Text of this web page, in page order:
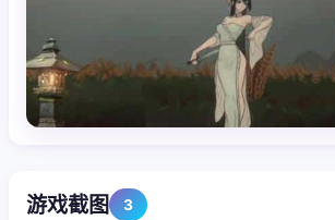
游戏截图 3